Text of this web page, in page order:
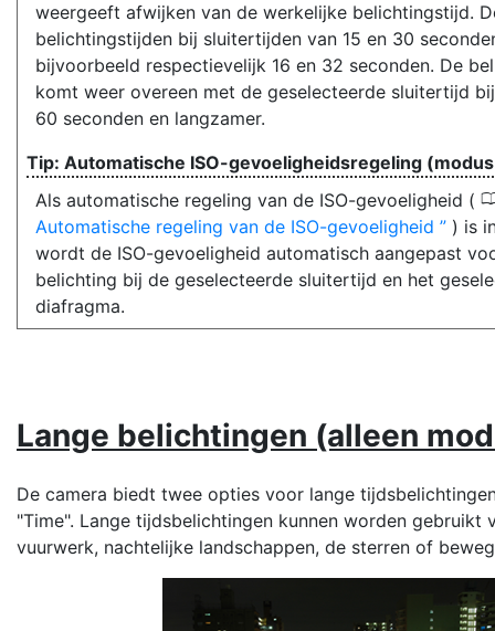
weergeeft afwijken van de werkelijke belichtingstijd.
belichtingstijden bij sluitertijden van 15 en 30
bijvoorbeeld respectievelijk 16 en 32 seconden. De
komt weer overeen met de geselecteerde sluitertijd
60 seconden en langzamer.
Automatische ISO-gevoeligheidsregeling
Als automatische regeling van de ISO-gevoeligheid (
Automatische regeling van de ISO-gevoeligheid
) is
wordt de ISO-gevoeligheid automatisch aangepast
belichting bij de geselecteerde sluitertijd en het
diafragma.
Lange belichtingen (alleen
De camera biedt twee opties voor lange
"Time". Lange tijdsbelichtingen kunnen worden gebruikt
vuurwerk, nachtelijke landschappen, de sterren of